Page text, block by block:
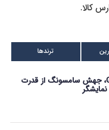
کالا.
ترندها
بررسی Galaxy S26 Ultra، جهش سامسونگ از قدرت